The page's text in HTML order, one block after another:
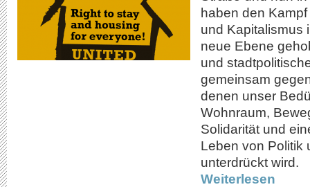
haben den
und Kapitalismus
neue Ebene
und
gemeinsam
denen unser
Wohnraum,
Solidarität und
Leben von Politik
unterdrückt wird.
Weiterlesen